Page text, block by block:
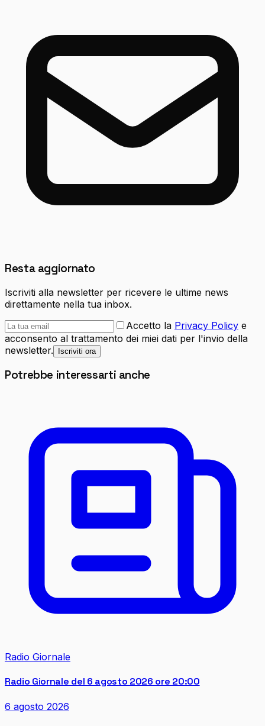
Resta aggiornato
Iscriviti alla newsletter per ricevere le ultime news
direttamente nella tua inbox.
Accetto la Privacy Policy e
acconsento al trattamento dei miei dati per l'invio della
newsletter.
Iscriviti ora
Potrebbe interessarti anche
Radio Giornale
Radio Giornale del 6 agosto 2026 ore 20:00
6 agosto 2026